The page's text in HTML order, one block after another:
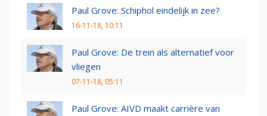
Paul Grove: Schiphol eindelijk in zee?
16-11-18, 10:11
Paul Grove: De trein als alternatief voor
vliegen
07-11-18, 05:11
Paul Grove: AIVD maakt carrière van